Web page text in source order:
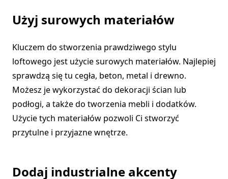
Użyj surowych materiałów
Kluczem do stworzenia prawdziwego stylu
loftowego jest użycie surowych materiałów. Najlepiej
sprawdzą się tu cegła, beton, metal i drewno.
Możesz je wykorzystać do dekoracji ścian lub
podłogi, a także do tworzenia mebli i dodatków.
Użycie tych materiałów pozwoli Ci stworzyć
przytulne i przyjazne wnętrze.
Dodaj industrialne akcenty